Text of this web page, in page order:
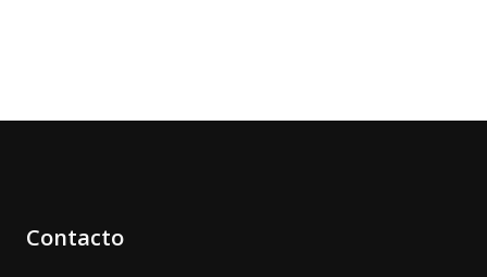
Contacto